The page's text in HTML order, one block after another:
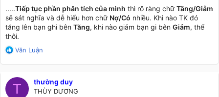
:
.....Tiếp tục phần phân tích của mình thì rõ ràng chữ Tăng/Giảm
sẽ sát nghĩa và dễ hiểu hơn chữ Nợ/Có nhiều. Khi nào TK đó
tăng lên bạn ghi bên Tăng, khi nào giảm bạn gi bên Giảm, thế
thôi.
R
a
c
t
Văn Luận
T thường duy
THÙY DƯƠNG